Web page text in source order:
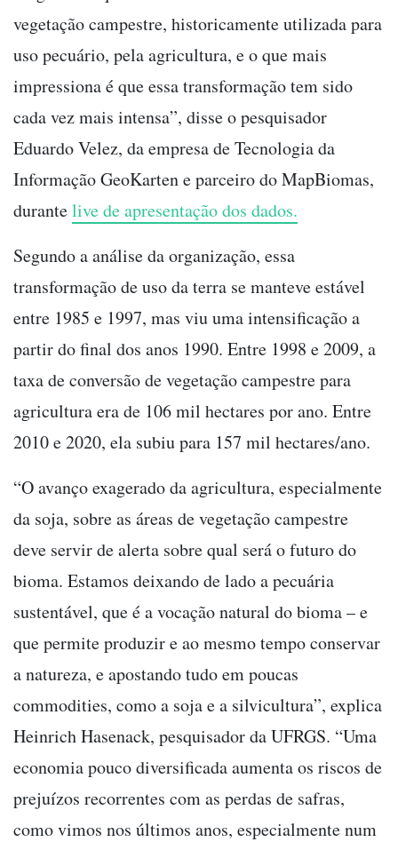
vegetação campestre, historicamente utilizada para
uso pecuário, pela agricultura, e o que mais
impressiona é que essa transformação tem sido
cada vez mais intensa”, disse o pesquisador
Eduardo Velez, da empresa de Tecnologia da
Informação GeoKarten e parceiro do MapBiomas,
durantelive de apresentação dos dados.
Segundo a análise da organização, essa
transformação de uso da terra se manteve estável
entre 1985 e 1997, mas viu uma intensificação a
partir do final dos anos 1990. Entre 1998 e 2009, a
taxa de conversão de vegetação campestre para
agricultura era de 106 mil hectares por ano. Entre
2010 e 2020, ela subiu para 157 mil hectares/ano.
“O avanço exagerado da agricultura, especialmente
da soja, sobre as áreas de vegetação campestre
deve servir de alerta sobre qual será o futuro do
bioma. Estamos deixando de lado a pecuária
sustentável, que é a vocação natural do bioma – e
que permite produzir e ao mesmo tempo conservar
a natureza, e apostando tudo em poucas
commodities, como a soja e a silvicultura”, explica
Heinrich Hasenack, pesquisador da UFRGS. “Uma
economia pouco diversificada aumenta os riscos de
prejuízos recorrentes com as perdas de safras,
como vimos nos últimos anos, especialmente num